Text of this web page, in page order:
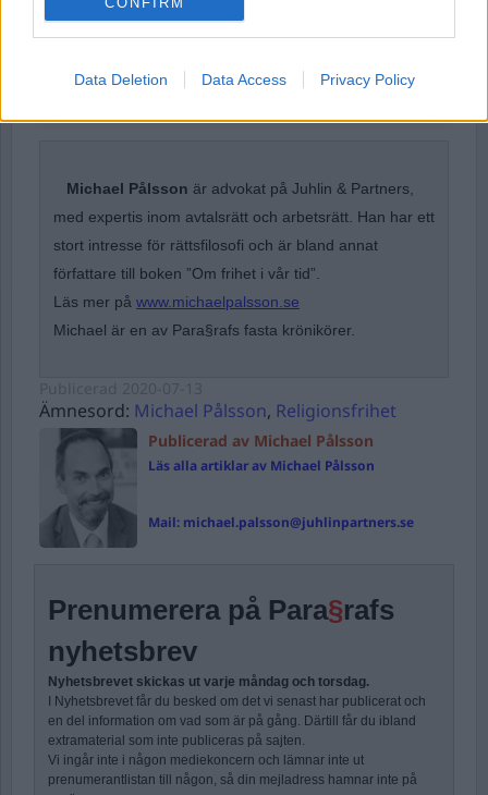
Data Deletion Data Access Privacy Policy
Michael Pålsson är advokat på Juhlin & Partners,
med expertis inom avtalsrätt och arbetsrätt. Han har ett
stort intresse för rättsfilosofi och är bland annat
författare till boken ”Om frihet i vår tid”.
Läs mer på www.michaelpalsson.se
Michael är en av Para§rafs fasta krönikörer.
Ämnesord: Michael Pålsson, Religionsfrihet
Publicerad av Michael Pålsson
Läs alla artiklar av Michael Pålsson
Mail: michael.palsson@juhlinpartners.se
Prenumerera på Para§rafs
nyhetsbrev
Nyhetsbrevet skickas ut varje måndag och torsdag.
I Nyhetsbrevet får du besked om det vi senast har publicerat och
en del information om vad som är på gång. Därtill får du ibland
extramaterial som inte publiceras på sajten.
Vi ingår inte i någon mediekoncern och lämnar inte ut
prenumerantlistan till någon, så din mejladress hamnar inte på